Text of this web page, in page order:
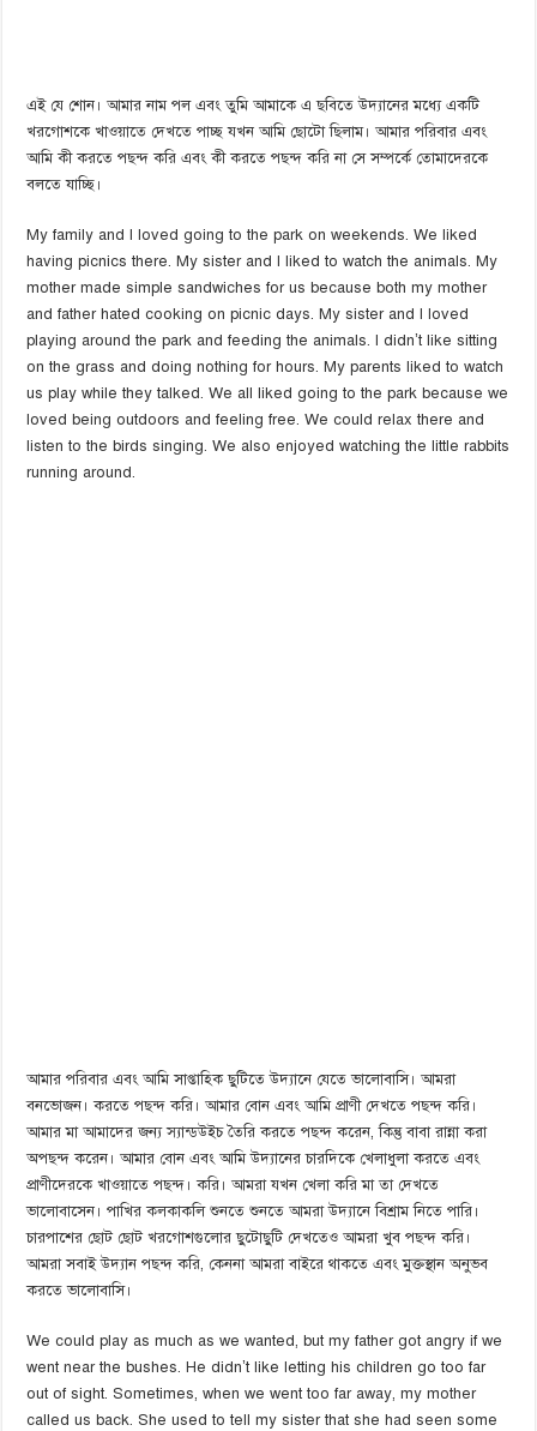
এই যে শোন। আমার নাম পল এবং তুমি আমাকে এ ছবিতে উদ্যানের মধ্যে একটি
খরগোশকে খাওয়াতে দেখতে পাচ্ছ যখন আমি ছোটো ছিলাম। আমার পরিবার এবং
আমি কী করতে পছন্দ করি এবং কী করতে পছন্দ করি না সে সম্পর্কে তোমাদেরকে
বলতে যাচ্ছি।
My family and I loved going to the park on weekends. We liked
having picnics there. My sister and I liked to watch the animals. My
mother made simple sandwiches for us because both my mother
and father hated cooking on picnic days. My sister and I loved
playing around the park and feeding the animals. I didn’t like sitting
on the grass and doing nothing for hours. My parents liked to watch
us play while they talked. We all liked going to the park because we
loved being outdoors and feeling free. We could relax there and
listen to the birds singing. We also enjoyed watching the little rabbits
running around.
আমার পরিবার এবং আমি সাপ্তাহিক ছুটিতে উদ্যানে যেতে ভালোবাসি। আমরা
বনভোজন। করতে পছন্দ করি। আমার বোন এবং আমি প্রাণী দেখতে পছন্দ করি।
আমার মা আমাদের জন্য স্যান্ডউইচ তৈরি করতে পছন্দ করেন, কিন্তু বাবা রান্না করা
অপছন্দ করেন। আমার বোন এবং আমি উদ্যানের চারদিকে খেলাধুলা করতে এবং
প্রাণীদেরকে খাওয়াতে পছন্দ। করি। আমরা যখন খেলা করি মা তা দেখতে
ভালোবাসেন। পাখির কলকাকলি শুনতে শুনতে আমরা উদ্যানে বিশ্রাম নিতে পারি।
চারপাশের ছোট ছোট খরগোশগুলোর ছুটোছুটি দেখতেও আমরা খুব পছন্দ করি।
আমরা সবাই উদ্যান পছন্দ করি, কেননা আমরা বাইরে থাকতে এবং মুক্তস্থান অনুভব
করতে ভালোবাসি।
We could play as much as we wanted, but my father got angry if we
went near the bushes. He didn’t like letting his children go too far
out of sight. Sometimes, when we went too far away, my mother
called us back. She used to tell my sister that she had seen some